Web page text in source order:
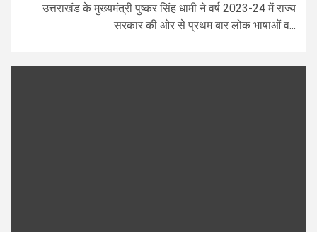
उत्तराखंड के मुख्यमंत्री पुष्कर सिंह धामी ने वर्ष 2023-24 में राज्य
सरकार की ओर से प्रथम बार लोक भाषाओं व...